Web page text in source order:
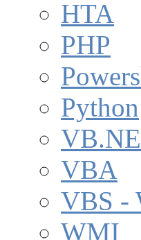
HTA
PHP
Python
VBA
VBS -
WMI